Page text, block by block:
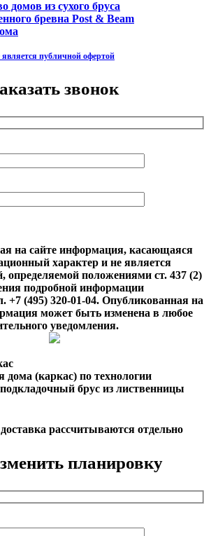
домов из сухого бруса
бревна Post & Beam
публичной офертой
звонок
на сайте информация, касающаяся
характер и не является
определяемой положениями ст. 437 (2)
подробной информации
+7 (495) 320-01-04. Опубликованная на
может быть изменена в любое
уведомления.
дома (каркас) по технологии
брус из лиственницы
рассчитываются отдельно
планировку